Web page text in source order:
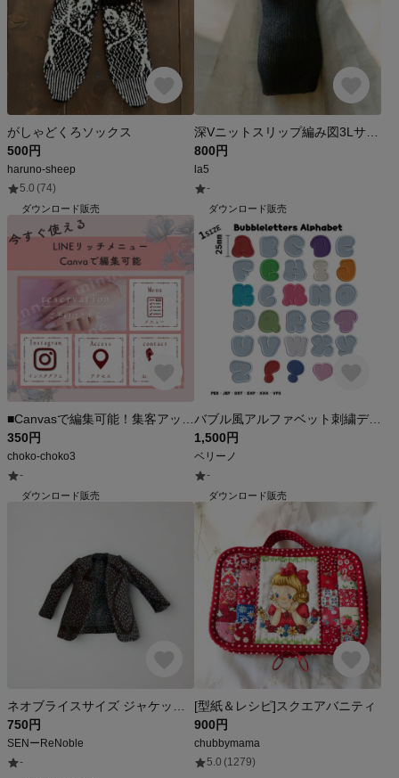
がしゃどくろソックス
500円
haruno-sheep
5.0 (74)
ダウンロード販売
800円
la5
-
ダウンロード販売
350円
choko-choko3
-
ダウンロード販売
1,500円
ベリーノ
-
ダウンロード販売
750円
SENーReNoble
-
[型紙＆レシピ]スクエアバニティ
900円
chubbymama
5.0 (1279)